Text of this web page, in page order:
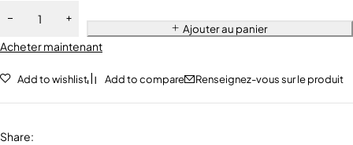
Ajouter au panier
Acheter maintenant
Add to wishlist Add to compare Renseignez-vous sur le produit
Share: